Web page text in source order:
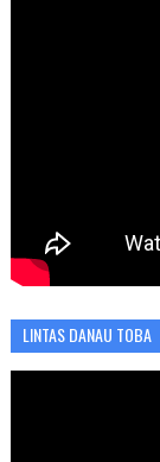
LINTAS DANAU TOBA